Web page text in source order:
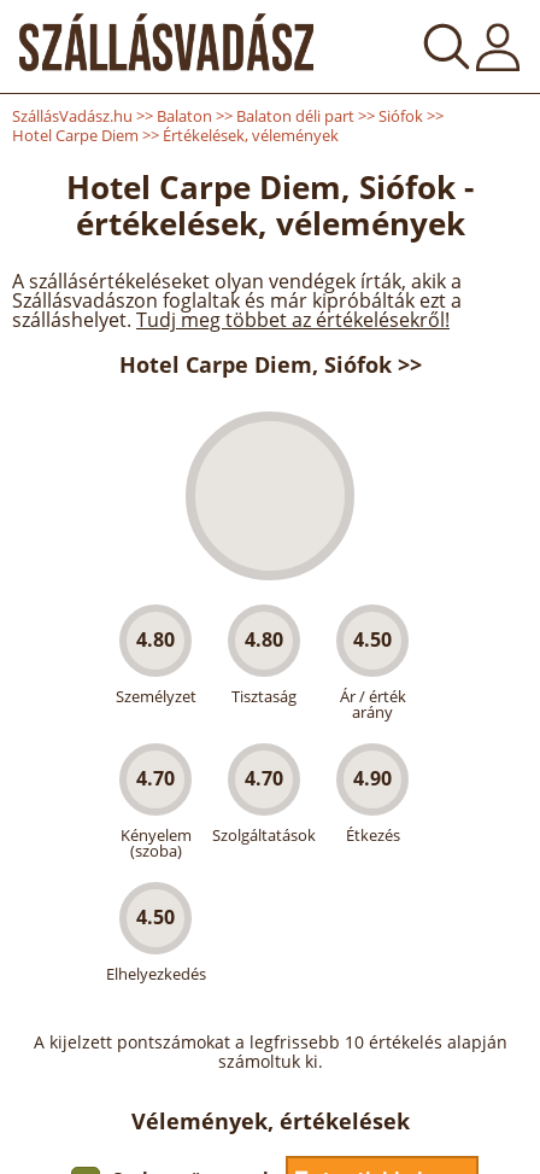
SzállásVadász.hu >> Balaton >> Balaton déli part>>Siófok>>
Hotel Carpe Diem >> Értékelések, vélemények
Hotel Carpe Diem, Siófok -
értékelések, vélemények
A szállásértékeléseket olyan vendégek írták, akik a
Szállásvadászon foglaltak és már kipróbálták ezt a
szálláshelyet. Tudj meg többet az értékelésekről!
Hotel Carpe Diem, Siófok >>
4.80
Személyzet
4.80
Tisztaság
4.50
Ár / érték
arány
4.70
Kényelem
(szoba)
4.70
Szolgáltatások
4.90
Étkezés
4.50
Elhelyezkedés
A kijelzett pontszámokat a legfrissebb 10 értékelés alapján
számoltuk ki.
Vélemények, értékelések